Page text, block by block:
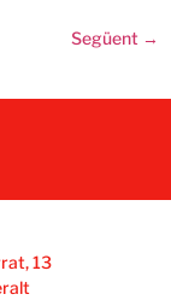
Següent →
13